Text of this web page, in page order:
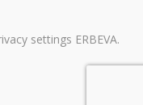
settings ERBEVA.